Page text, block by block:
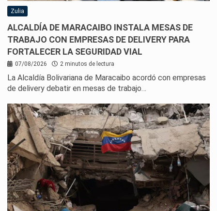
Zulia
ALCALDÍA DE MARACAIBO INSTALA MESAS DE
TRABAJO CON EMPRESAS DE DELIVERY PARA
FORTALECER LA SEGURIDAD VIAL
07/08/2026 2 minutos de lectura
La Alcaldía Bolivariana de Maracaibo acordó con empresas
de delivery debatir en mesas de trabajo…